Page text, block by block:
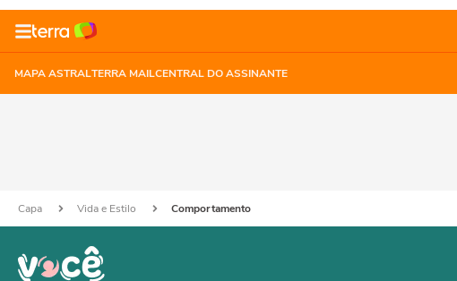
MAPA ASTRALTERRA MAILCENTRAL DO ASSINANTE
Capa Vida e Estilo Comportamento